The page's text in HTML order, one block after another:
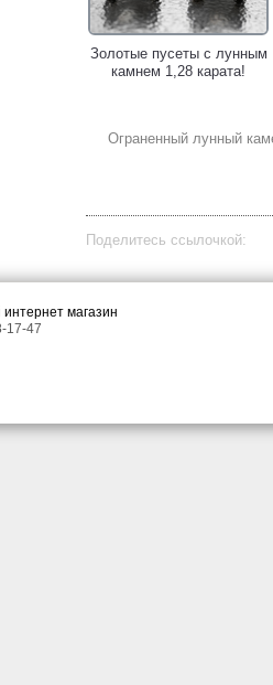
Золотые пусеты с лунным
камнем 1,28 карата!
с
Ограненный лунный
Поделитесь ссылочкой:
магазин
17-47